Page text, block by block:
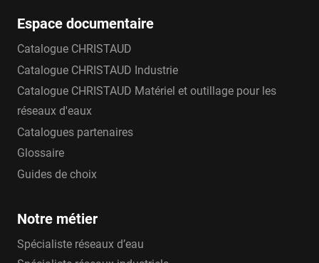
Espace documentaire
Catalogue CHRISTAUD
Catalogue CHRISTAUD Industrie
Catalogue CHRISTAUD Matériel et outillage pour les
réseaux d'eaux
Catalogues partenaires
Glossaire
Guides de choix
Notre métier
Spécialiste réseaux d’eau